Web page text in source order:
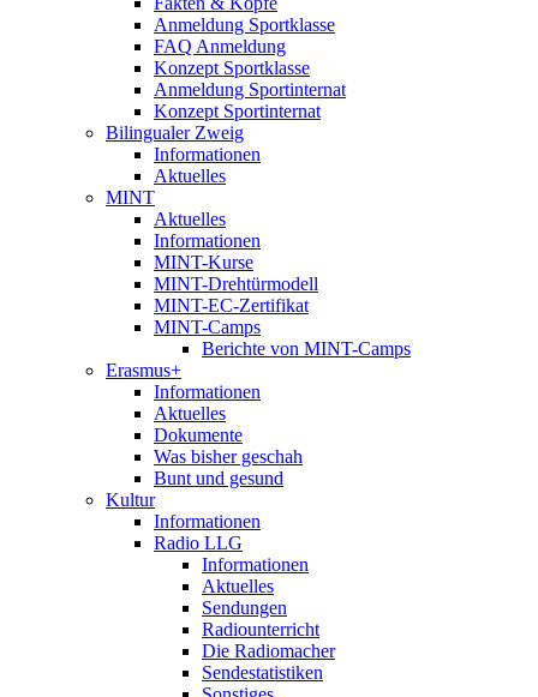
Anmeldung Sportklasse
FAQ Anmeldung
Konzept Sportklasse
Anmeldung Sportinternat
Konzept Sportinternat
Bilingualer Zweig
Informationen
Aktuelles
MINT
Aktuelles
Informationen
MINT-Kurse
MINT-Drehtürmodell
MINT-EC-Zertifikat
MINT-Camps
Berichte von MINT-Camps
Erasmus+
Informationen
Aktuelles
Dokumente
Was bisher geschah
Bunt und gesund
Kultur
Informationen
Radio LLG
Informationen
Aktuelles
Sendungen
Radiounterricht
Die Radiomacher
Sendestatistiken